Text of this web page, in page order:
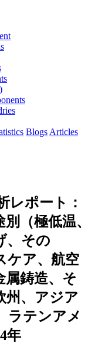
Blogs Articles
レポート：
（極低温、
、その
ケア、航空
属鋳造、そ
州、アジア
ラテンアメ
年